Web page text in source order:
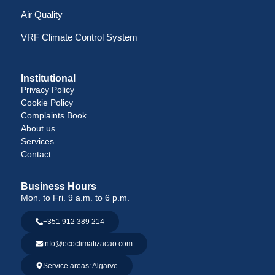
Air Quality
VRF Climate Control System
Institutional
Privacy Policy
Cookie Policy
Complaints Book
About us
Services
Contact
Business Hours
Mon. to Fri. 9 a.m. to 6 p.m.
+351 912 389 214
info@ecoclimatizacao.com
Service areas: Algarve